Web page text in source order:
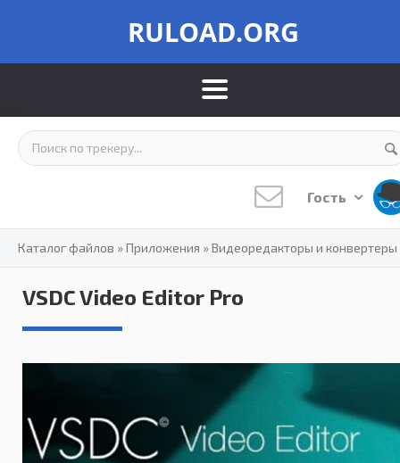
RULOAD.ORG
Гость
Каталог файлов »Приложения »Видеоредакторы и конвертеры
VSDC Video Editor Pro